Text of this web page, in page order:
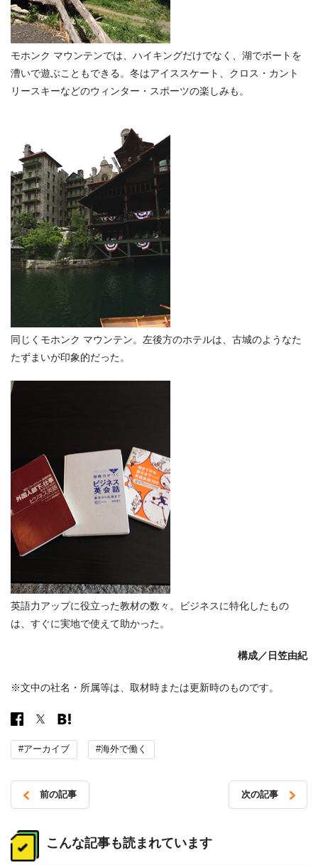
モホンク マウンテンでは、ハイキングだけでなく、湖でボートを
漕いで遊ぶこともできる。冬はアイススケート、クロス・カント
リースキーなどのウィンター・スポーツの楽しみも。
同じくモホンク マウンテン。左後方のホテルは、古城のようなた
たずまいが印象的だった。
英語力アップに役立った教材の数々。ビジネスに特化したもの
は、すぐに実地で使えて助かった。
構成／ 日笠由紀
※文中の社名・所属等は、取材時または更新時のものです。
#アーカイブ #海外で働く
稿
ナ
前の記事 次の記事
こんな記事も読まれています